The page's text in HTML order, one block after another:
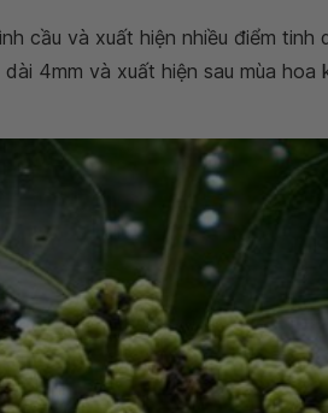
cầu và xuất hiện nhiều điểm tinh
4mm và xuất hiện sau mùa hoa